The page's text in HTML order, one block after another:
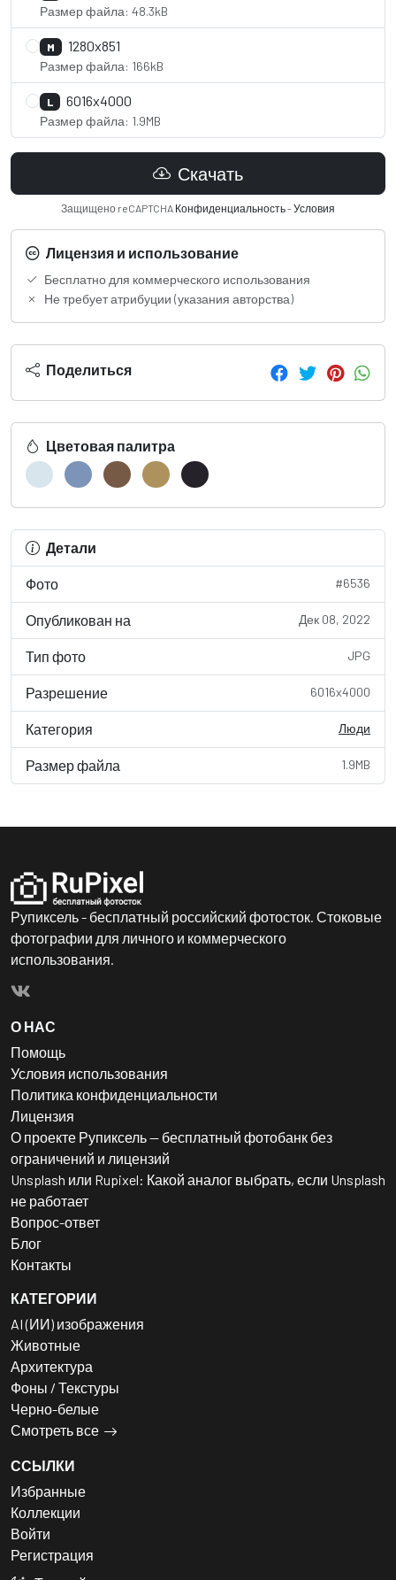
Размер файла: 48.3kB
M 1280x851
Размер файла: 166kB
L 6016x4000
Размер файла: 1.9MB
Скачать
Защищено reCAPTCHA Конфиденциальность-Условия
Лицензия и использование
Бесплатно для коммерческого использования
Не требует атрибуции (указания авторства)
Поделиться
Цветовая палитра
Детали
Фото #6536
Опубликован на Дек 08, 2022
Тип фото JPG
Разрешение 6016x4000
Категория Люди
Размер файла 1.9MB
Рупиксель - бесплатный российский фотосток. Стоковые
фотографии для личного и коммерческого
использования.
О НАС
Помощь
Условия использования
Политика конфиденциальности
Лицензия
О проекте Рупиксель — бесплатный фотобанк без
ограничений и лицензий
Unsplash или Rupixel: Какой аналог выбрать, если Unsplash
не работает
Вопрос-ответ
Блог
Контакты
КАТЕГОРИИ
AI (ИИ) изображения
Животные
Архитектура
Фоны / Текстуры
Черно-белые
Смотреть все
ССЫЛКИ
Избранные
Коллекции
Войти
Регистрация